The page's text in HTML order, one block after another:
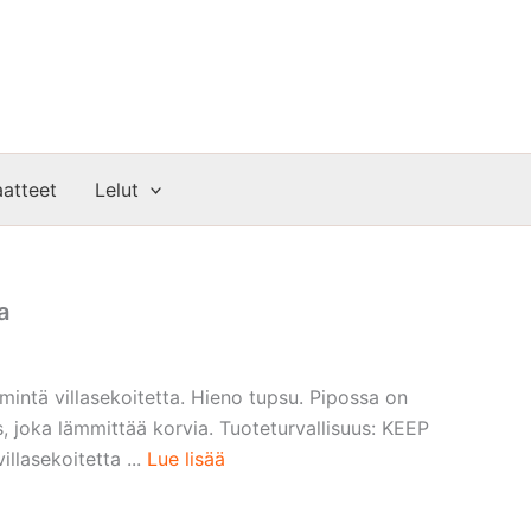
Lelut
villasekoitetta. Hieno tupsu. Pipossa on
joka lämmittää korvia. Tuoteturvallisuus: KEEP
... Lue lisää